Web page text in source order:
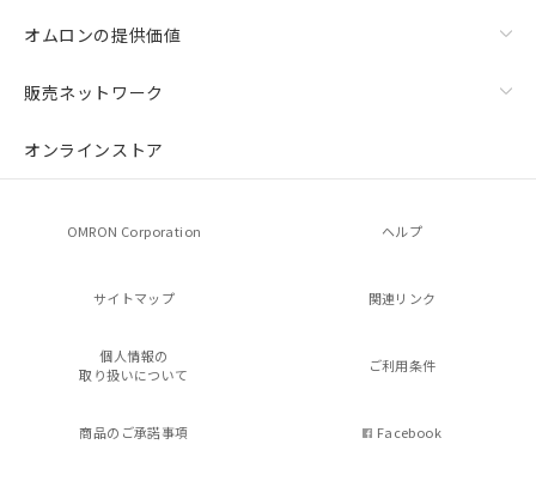
オムロンの提供価値
販売ネットワーク
オンラインストア
OMRON Corporation ヘルプ
サイトマップ 関連リンク
個人情報の
取り扱いについて
ご利用条件
商品のご承諾事項 Facebook